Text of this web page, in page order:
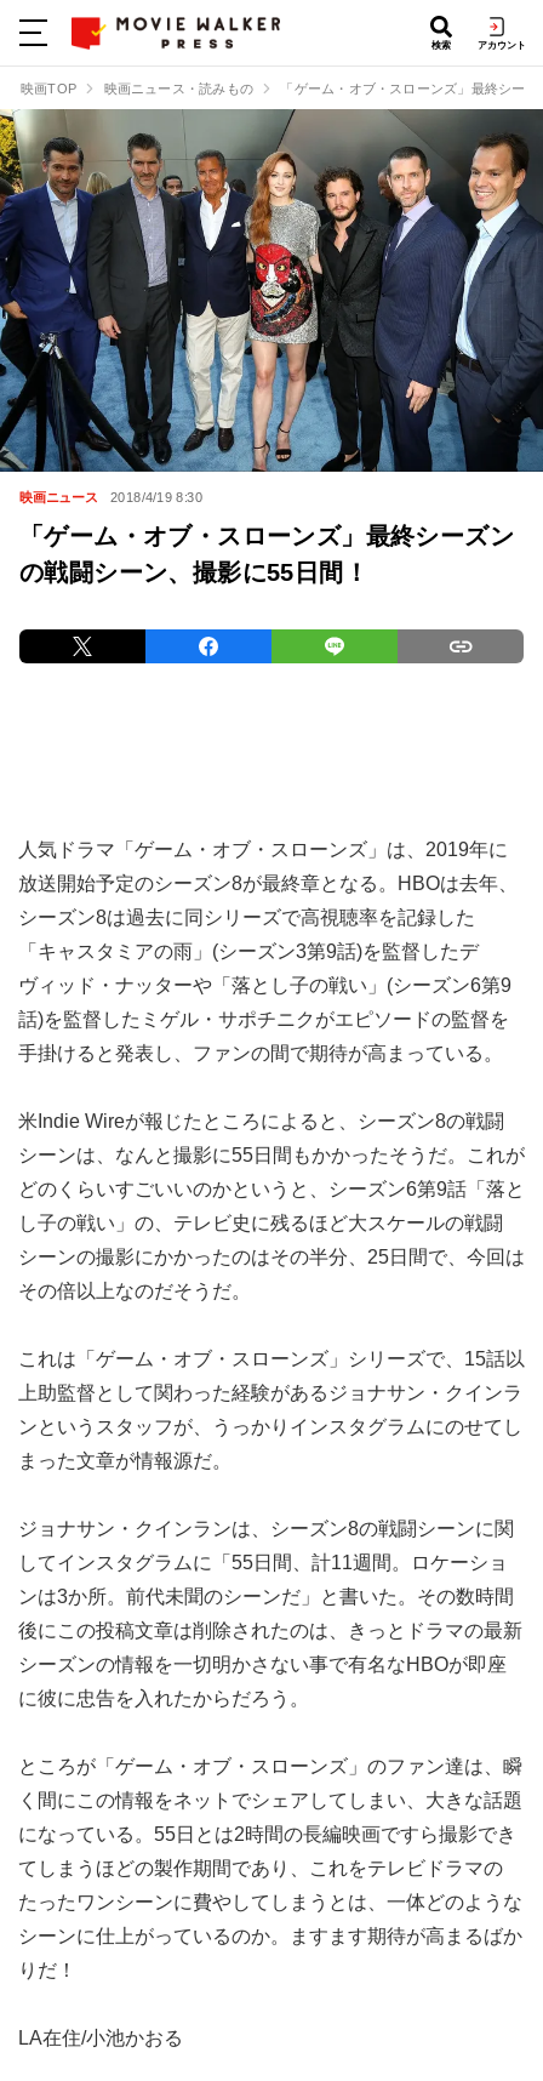
検索 アカウント
映画TOP 映画ニュース・読みもの 「ゲーム・オブ・スローンズ」最終シー
映画ニュース 2018/4/19 8:30
「ゲーム・オブ・スローンズ」最終シーズン
の戦闘シーン、撮影に55日間！
人気ドラマ「ゲーム・オブ・スローンズ」は、2019年に
放送開始予定のシーズン8が最終章となる。HBOは去年、
シーズン8は過去に同シリーズで高視聴率を記録した
「キャスタミアの雨」(シーズン3第9話)を監督したデ
ヴィッド・ナッターや「落とし子の戦い」(シーズン6第9
話)を監督したミゲル・サポチニクがエピソードの監督を
手掛けると発表し、ファンの間で期待が高まっている。
米Indie Wireが報じたところによると、シーズン8の戦闘
シーンは、なんと撮影に55日間もかかったそうだ。これが
どのくらいすごいいのかというと、シーズン6第9話「落と
し子の戦い」の、テレビ史に残るほど大スケールの戦闘
シーンの撮影にかかったのはその半分、25日間で、今回は
その倍以上なのだそうだ。
これは「ゲーム・オブ・スローンズ」シリーズで、15話以
上助監督として関わった経験があるジョナサン・クインラ
ンというスタッフが、うっかりインスタグラムにのせてし
まった文章が情報源だ。
ジョナサン・クインランは、シーズン8の戦闘シーンに関
してインスタグラムに「55日間、計11週間。ロケーショ
ンは3か所。前代未聞のシーンだ」と書いた。その数時間
後にこの投稿文章は削除されたのは、きっとドラマの最新
シーズンの情報を一切明かさない事で有名なHBOが即座
に彼に忠告を入れたからだろう。
ところが「ゲーム・オブ・スローンズ」のファン達は、瞬
く間にこの情報をネットでシェアしてしまい、大きな話題
になっている。55日とは2時間の長編映画ですら撮影でき
てしまうほどの製作期間であり、これをテレビドラマの
たったワンシーンに費やしてしまうとは、一体どのような
シーンに仕上がっているのか。ますます期待が高まるばか
りだ！
LA在住/小池かおる